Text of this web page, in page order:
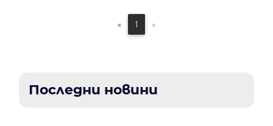
« 1 »
Последни новини